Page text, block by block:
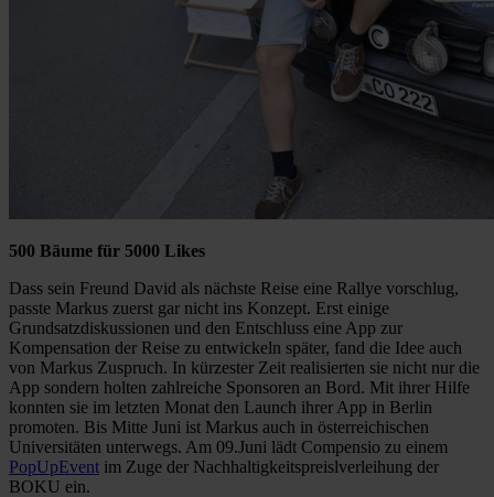
500 Bäume für 5000 Likes
Dass sein Freund David als nächste Reise eine Rallye vorschlug,
passte Markus zuerst gar nicht ins Konzept. Erst einige
Grundsatzdiskussionen und den Entschluss eine App zur
Kompensation der Reise zu entwickeln später, fand die Idee auch
von Markus Zuspruch. In kürzester Zeit realisierten sie nicht nur die
App sondern holten zahlreiche Sponsoren an Bord. Mit ihrer Hilfe
konnten sie im letzten Monat den Launch ihrer App in Berlin
promoten. Bis Mitte Juni ist Markus auch in österreichischen
Universitäten unterwegs. Am 09.Juni lädt Compensio zu einem
PopUpEvent im Zuge der Nachhaltigkeitspreislverleihung der
BOKU ein.